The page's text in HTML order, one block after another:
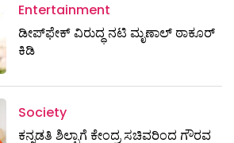
Entertainment
ಡೀಪ್‌ಫೇಕ್ ವಿರುದ್ಧ ನಟಿ ಮೃಣಾಲ್ ಠಾಕೂರ್
ಕಿಡಿ
Society
ಕನ್ನಡತಿ ಶಿಲ್ಪಾಗೆ ಕೇಂದ್ರ ಸಚಿವರಿಂದ ಗೌರವ